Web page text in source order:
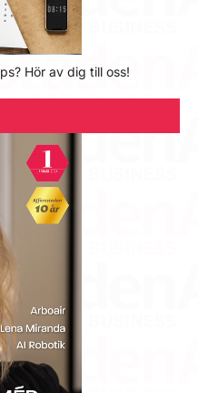
Hör av dig till oss!